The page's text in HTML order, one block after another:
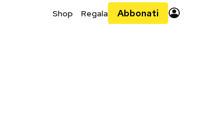
Shop Regala Abbonati